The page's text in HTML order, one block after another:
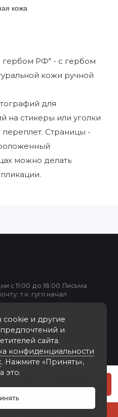
Torronto - с гербом РФ кожаный альбом под наклейку
кожа
гербом РФ" - с гербом
кожи ручной
для
на стикеры или уголки
Страницы -
можно делать
и другие
и
сайта.
конфиденциальности
. Нажмите «Принять»,
это.
с 11:00 до 18:00 Письма
т.к. гугл начал